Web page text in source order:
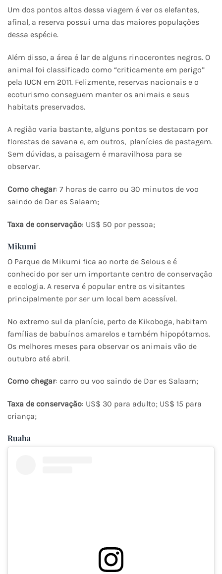
Um dos pontos altos dessa viagem é ver os elefantes,
afinal, a reserva possui uma das maiores populações
dessa espécie.
Além disso, a área é lar de alguns rinocerontes negros. O
animal foi classificado como “criticamente em perigo”
pela IUCN em 2011. Felizmente, reservas nacionais e o
ecoturismo conseguem manter os animais e seus
habitats preservados.
A região varia bastante, alguns pontos se destacam por
florestas de savana e, em outros, planícies de pastagem.
Sem dúvidas, a paisagem é maravilhosa para se
observar.
Como chegar: 7 horas de carro ou 30 minutos de voo
saindo de Dar es Salaam;
Taxa de conservação: US$ 50 por pessoa;
Mikumi
O Parque de Mikumi fica ao norte de Selous e é
conhecido por ser um importante centro de conservação
e ecologia. A reserva é popular entre os visitantes
principalmente por ser um local bem acessível.
No extremo sul da planície, perto de Kikoboga, habitam
famílias de babuínos amarelos e também hipopótamos.
Os melhores meses para observar os animais vão de
outubro até abril.
Como chegar: carro ou voo saindo de Dar es Salaam;
Taxa de conservação: US$ 30 para adulto; US$ 15 para
criança;
Ruaha